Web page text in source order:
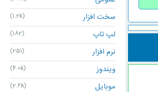
سخت افزار (1.2k)
لپ تاپ (182)
نرم افزار (251)
ویندوز (4.0k)
موبایل (2.6k)